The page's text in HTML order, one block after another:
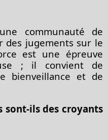
communauté de
des jugements sur le
est une épreuve
; il convient de
bienveillance et de
sont-ils des croyants